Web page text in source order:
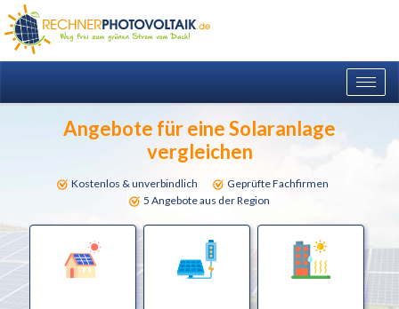
Angebote für eine Solaranlage
vergleichen
Kostenlos & unverbindlich
Geprüfte Fachfirmen
5 Angebote aus der Region